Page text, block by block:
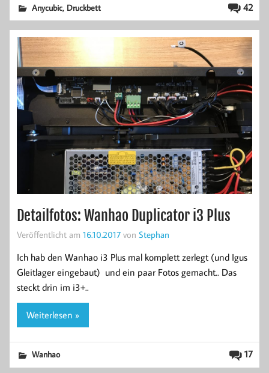
42
Anycubic, Druckbett
Detailfotos: Wanhao Duplicator i3 Plus
Veröffentlicht am 16.10.2017 von Stephan
Ich hab den Wanhao i3 Plus mal komplett zerlegt (und Igus
Gleitlager eingebaut) und ein paar Fotos gemacht.. Das
steckt drin im i3+..
Weiterlesen »
17
Wanhao